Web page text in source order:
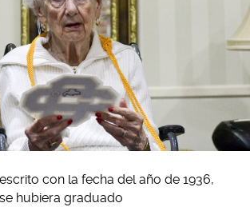
con la fecha del año de 1936,
hubiera graduado